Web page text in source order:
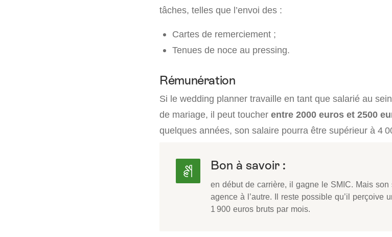
tâches, telles que l’envoi des :
Cartes de remerciement ;
Tenues de noce au pressing.
Rémunération
Si le wedding planner travaille en tant que salarié au
de mariage, il peut toucher entre 2000 euros et 2500
quelques années, son salaire pourra être supérieur à 4
Bon à savoir :
en début de carrière, il gagne le SMIC. Mais son
agence à l’autre. Il reste possible qu’il perçoive
1 900 euros bruts par mois.